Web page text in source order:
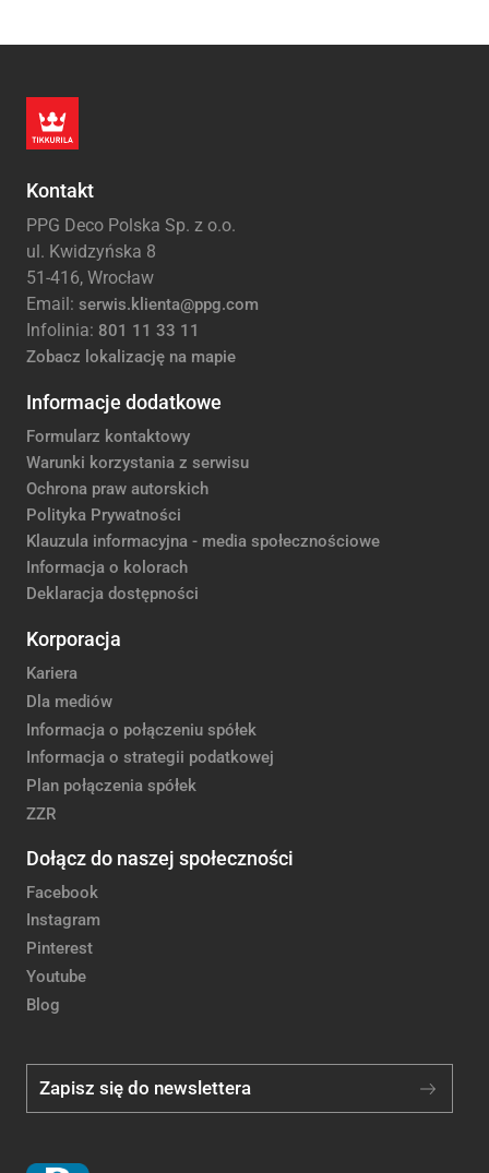
Kontakt
PPG Deco Polska Sp. z o.o.
ul. Kwidzyńska 8
51-416, Wrocław
Email: serwis.klienta@ppg.com
Infolinia: 801 11 33 11
Zobacz lokalizację na mapie
Informacje dodatkowe
Formularz kontaktowy
Warunki korzystania z serwisu
Ochrona praw autorskich
Polityka Prywatności
Klauzula informacyjna - media społecznościowe
Informacja o kolorach
Deklaracja dostępności
Korporacja
Kariera
Dla mediów
Informacja o połączeniu spółek
Informacja o strategii podatkowej
Plan połączenia spółek
ZZR
Dołącz do naszej społeczności
Facebook
Instagram
Pinterest
Youtube
Blog
Zapisz się do newslettera